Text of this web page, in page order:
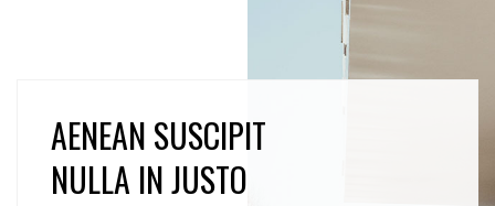
AENEAN SUSCIPIT
NULLA IN JUSTO